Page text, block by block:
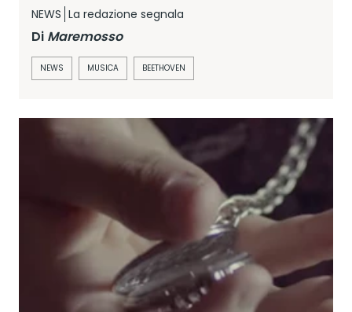
NEWS La redazione segnala
Di Maremosso
NEWS MUSICA BEETHOVEN